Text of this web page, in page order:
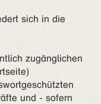
sich in die
zugänglichen
und - sofern